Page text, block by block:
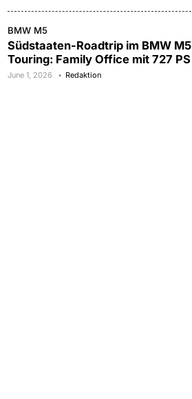
BMW M5
Südstaaten-Roadtrip im BMW M5
Touring: Family Office mit 727 PS
June 1, 2026 Redaktion